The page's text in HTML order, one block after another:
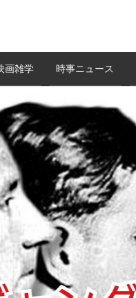
画雑学 時事ニュース